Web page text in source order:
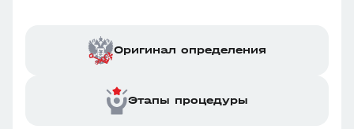
Оригинал определения
Этапы процедуры